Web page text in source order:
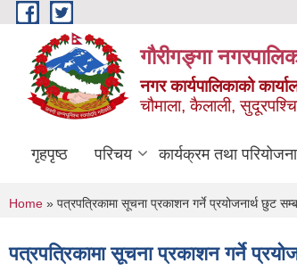
Skip to main content
गौरीगङ्गा
नगर कार्यपालिकाको
चौमाला, कैलाली,
गृहपृष्ठ परिचय कार्यक्रम तथा परियोजना
You are here
Home » पत्रपत्रिकामा सूचना प्रकाशन गर्ने प्रयोजनार्थ छुट
पत्रपत्रिकामा सूचना प्रकाशन गर्ने